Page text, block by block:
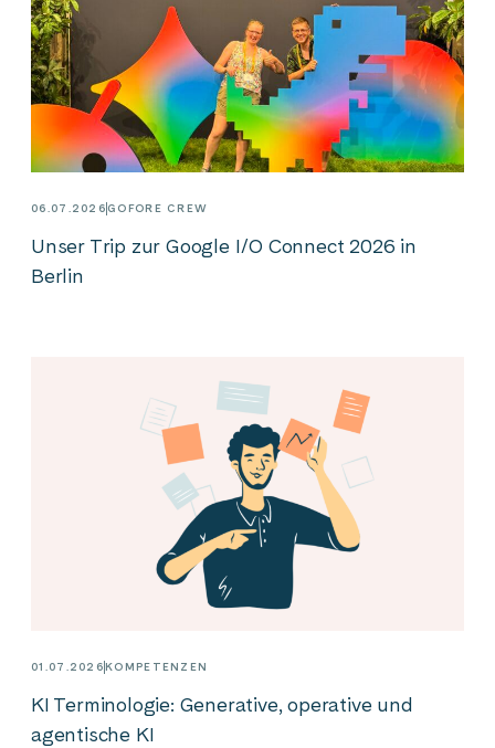
06.07.2026 GOFORE CREW
Unser Trip zur Google I/O Connect 2026 in
Berlin
01.07.2026KOMPETENZEN
KI Terminologie: Generative, operative und
agentische KI